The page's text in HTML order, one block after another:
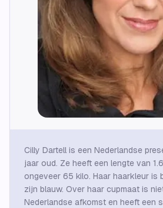
Cilly Dartell is een Nederlandse
jaar oud. Ze heeft een lengte van
ongeveer 65 kilo. Haar haarkleur is
zijn blauw. Over haar cupmaat is
Nederlandse afkomst en heeft een